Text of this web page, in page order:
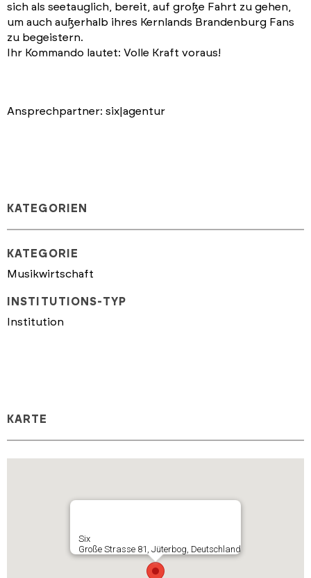
sich als seetauglich, bereit, auf große Fahrt zu gehen,
um auch außerhalb ihres Kernlands Brandenburg Fans
zu begeistern.
Ihr Kommando lautet: Volle Kraft voraus!
Ansprechpartner: six|agentur
KATEGORIEN
KATEGORIE
Musikwirtschaft
INSTITUTIONS-TYP
Institution
KARTE
Six
Große Strasse 81, Jüterbog, Deutschland